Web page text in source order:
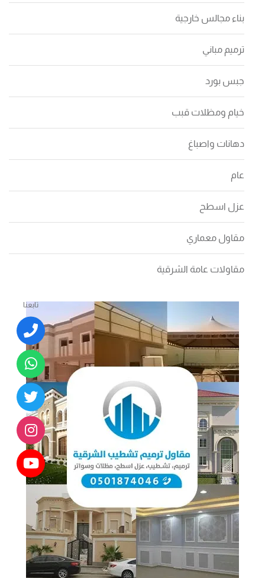
بناء مجالس خارجية
ترميم مباني
جبس بورد
خيام ومظلات قبب
دهانات واصباغ
عام
عزل اسطح
مقاول معماري
مقاولات عامة الشرقية
تابعنا